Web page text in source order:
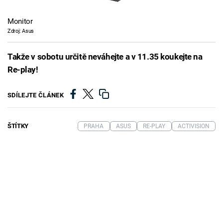
Monitor
Zdroj: Asus
Takže v sobotu určitě neváhejte a v 11.35 koukejte na
Re-play!
SDÍLEJTE ČLÁNEK
ŠTÍTKY PRAHA ASUS RE-PLAY ACTIVISION